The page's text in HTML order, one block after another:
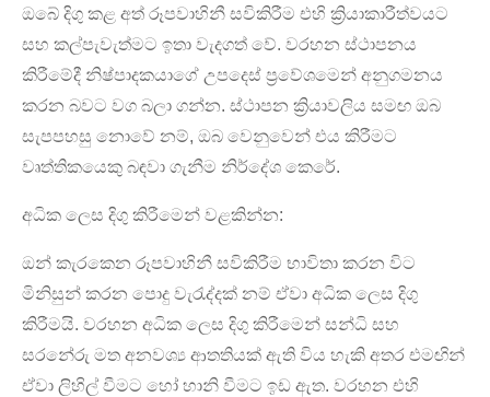
ඔබේ දිගු කළ අත් රූපවාහිනී සවිකිරීම එහි ක්‍රියාකාරීත්වයට
සහ කල්පැවැත්මට ඉතා වැදගත් වේ. වරහන ස්ථාපනය
කිරීමේදී නිෂ්පාදකයාගේ උපදෙස් ප්‍රවේශමෙන් අනුගමනය
කරන බවට වග බලා ගන්න. ස්ථාපන ක්‍රියාවලිය සමඟ ඔබ
සැපපහසු නොවේ නම්, ඔබ වෙනුවෙන් එය කිරීමට
වෘත්තිකයෙකු බඳවා ගැනීම නිර්දේශ කෙරේ.
අධික ලෙස දිගු කිරීමෙන් වළකින්න:
ඔන් කැරකෙන රූපවාහිනී සවිකිරීම භාවිතා කරන විට
මිනිසුන් කරන පොදු වැරැද්දක් නම් ඒවා අධික ලෙස දිගු
කිරීමයි. වරහන අධික ලෙස දිගු කිරීමෙන් සන්ධි සහ
සරනේරු මත අනවශ්‍ය ආතතියක් ඇති විය හැකි අතර එමඟින්
ඒවා ලිහිල් වීමට හෝ හානි වීමට ඉඩ ඇත. වරහන එහි